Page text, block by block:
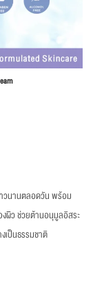
วนานตลอดวัน พร้อม
ผิว ช่วยต้านอนุมูลอิสระ
เป็นธรรมชาติ